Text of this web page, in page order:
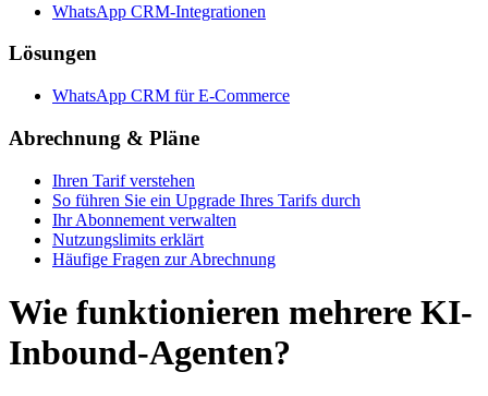
WhatsApp CRM-Integrationen
Lösungen
WhatsApp CRM für E-Commerce
Abrechnung & Pläne
Ihren Tarif verstehen
So führen Sie ein Upgrade Ihres Tarifs durch
Ihr Abonnement verwalten
Nutzungslimits erklärt
Häufige Fragen zur Abrechnung
Wie funktionieren mehrere KI-
Inbound-Agenten?